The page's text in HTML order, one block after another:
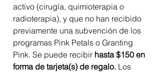
activo (cirugía, quimioterapia o
radioterapia), y que no han recibido
previamente una subvención de los
programas Pink Petals o Granting
Pink. Se puede recibir hasta $150 en
forma de tarjeta(s) de regalo. Los